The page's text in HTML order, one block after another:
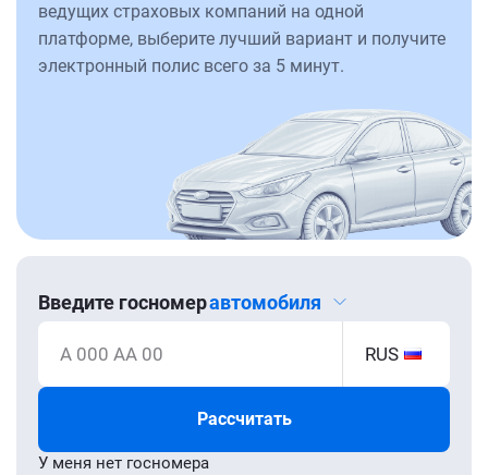
ведущих страховых компаний на одной
платформе, выберите лучший вариант и получите
электронный полис всего за 5 минут.
Введите госномеравтомобиля
А 000 АА 00 RUS
Рассчитать
У меня нет госномера